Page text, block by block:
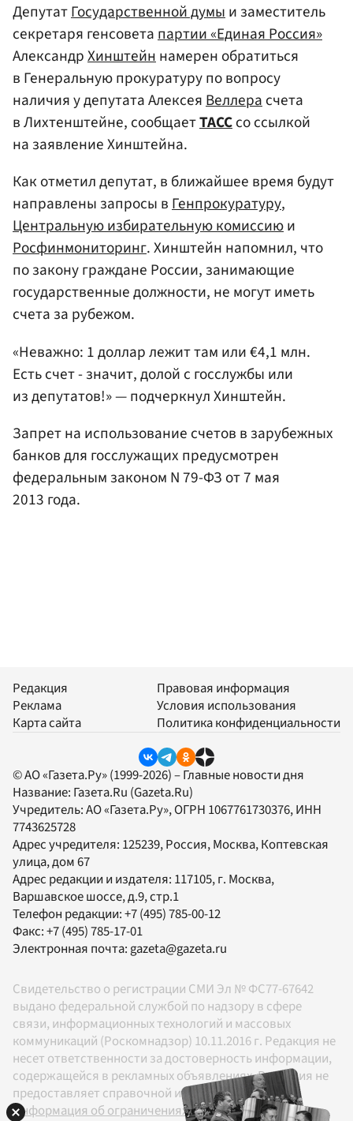
ДепутатГосударственной думыи заместитель
секретаря генсоветапартии «Единая Россия»
АлександрХинштейннамерен обратиться
в Генеральную прокуратуру по вопросу
наличия у депутата АлексеяВеллерасчета
в Лихтенштейне, сообщаетТАССсо ссылкой
на заявление Хинштейна.
Как отметил депутат, в ближайшее время будут
направлены запросы вГенпрокуратуру,
Центральную избирательную комиссиюи
Росфинмониторинг. Хинштейн напомнил, что
по закону граждане России, занимающие
государственные должности, не могут иметь
счета за рубежом.
«Неважно: 1 доллар лежит там или €4,1 млн.
Есть счет - значит, долой с госслужбы или
из депутатов!» — подчеркнул Хинштейн.
Запрет на использование счетов в зарубежных
банков для госслужащих предусмотрен
федеральным законом N 79-ФЗ от 7 мая
2013 года.
Редакция
Реклама
Карта сайта
Правовая информация
Условия использования
Политика конфиденциальности
© АО «Газета.Ру» (1999-2026) – Главные новости дня
Название: Газета.Ru (Gazeta.Ru)
Учредитель:АО «Газета.Ру», ОГРН 1067761730376, ИНН
7743625728
Адрес учредителя: 125239, Россия, Москва, Коптевская
улица, дом 67
Адрес редакции и издателя: 117105, г. Москва,
Варшавское шоссе, д.9, стр.1
Телефон редакции:+7 (495) 785-00-12
Факс:+7 (495) 785-17-01
Электронная почта:gazeta@gazeta.ru
Свидетельство о регистрации СМИ Эл № ФС77-67642
выдано федеральной службой по надзору в сфере
связи, информационных технологий и массовых
коммуникаций (Роскомнадзор) 10.11.2016 г. Редакция не
несет ответственности за достоверность информации,
содержащейся в рекламных объявлениях. Редакция не
предоставляет справочной информации.
Информация об ограничениях